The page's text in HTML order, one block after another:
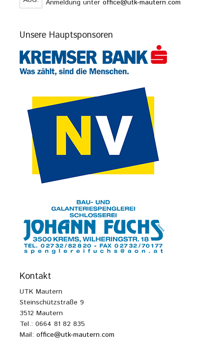
Anmeldung unteroffice@utk-mautern.com
Unsere Hauptsponsoren
Kontakt
UTK Mautern
Steinschützstraße 9
3512 Mautern
Tel.: 0664 81 82 835
Mail: office@utk-mautern.com